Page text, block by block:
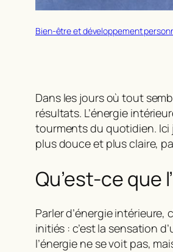
Bien-être et développement
Dans les jours où tout
résultats. L’énergie
tourments du quotidien.
plus douce et plus claire,
Qu’est-ce que
Parler d’énergie intérieure,
initiés : c’est la sensation
l’énergie ne se voit pas,